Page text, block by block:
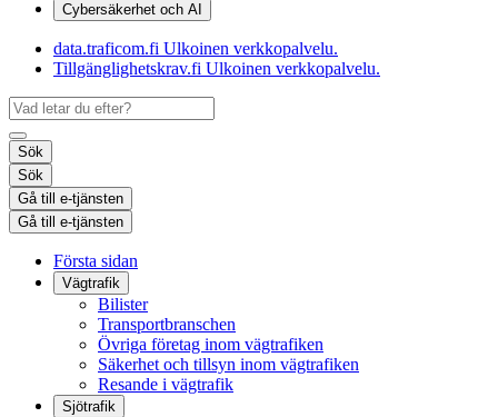
Cybersäkerhet och AI
data.traficom.fi Ulkoinen verkkopalvelu.
Tillgänglighetskrav.fi Ulkoinen verkkopalvelu.
Sök
Sök
Gå till e-tjänsten
Gå till e-tjänsten
Första sidan
Vägtrafik
Bilister
Transportbranschen
Övriga företag inom vägtrafiken
Säkerhet och tillsyn inom vägtrafiken
Resande i vägtrafik
Sjötrafik